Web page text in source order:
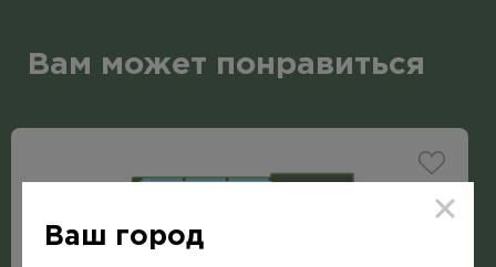
Ваш город
Вам может понравиться